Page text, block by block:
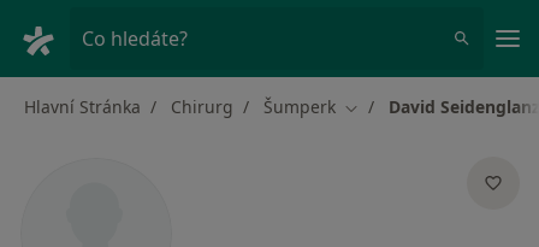
Co hledáte?
Hlavní Stránka Chirurg Šumperk Změna města
David Seidenglanz